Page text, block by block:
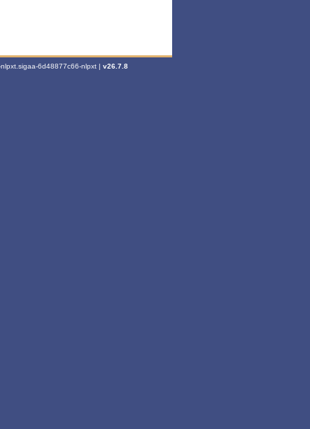
6d48877c66-nlpxt | v26.7.8